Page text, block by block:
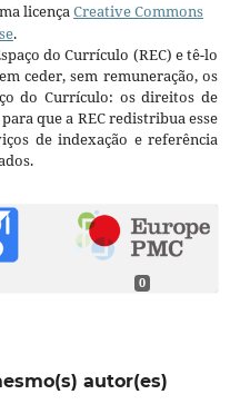
licençaCreative Commons
.
do Currículo (REC) e tê-lo
ceder, sem remuneração, os
do Currículo: os direitos de
que a REC redistribua esse
de indexação e referência
0
autor(es)